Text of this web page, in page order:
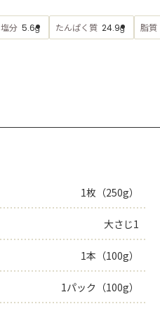
塩分 5.6g たんぱく質 24.9g 脂質
1枚（250g）
大さじ1
1本（100g）
1パック（100g）